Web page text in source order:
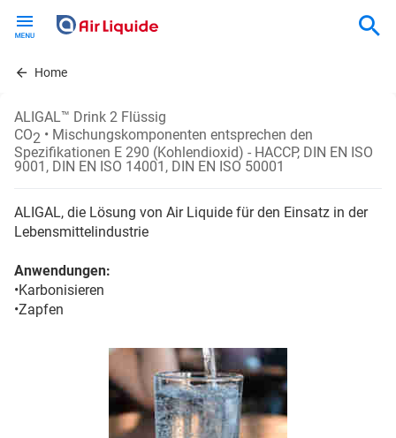
contentHome
ALIGAL™ Drink 2 Flüssig
CO2 • Mischungskomponenten entsprechen den
Spezifikationen E 290 (Kohlendioxid) - HACCP, DIN EN ISO
9001, DIN EN ISO 14001, DIN EN ISO 50001
ALIGAL, die Lösung von Air Liquide für den Einsatz in der
Lebensmittelindustrie
Anwendungen:
•Karbonisieren
•Zapfen